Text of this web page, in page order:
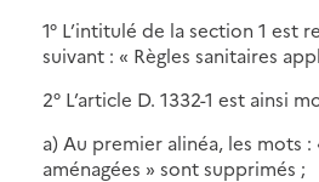
1° L’intitulé de la section 1 est
suivant : « Règles sanitaires
2° L’article D. 1332-1 est ainsi
a) Au premier alinéa, les mots :
aménagées » sont supprimés ;